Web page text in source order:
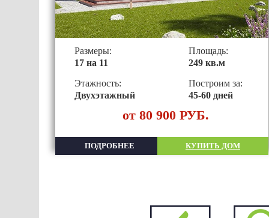
Размеры:
17 на 11
Площадь:
249 кв.м
Этажность:
Двухэтажный
Построим за:
45-60 дней
от 80 900 РУБ.
ПОДРОБНЕЕ КУПИТЬ ДОМ